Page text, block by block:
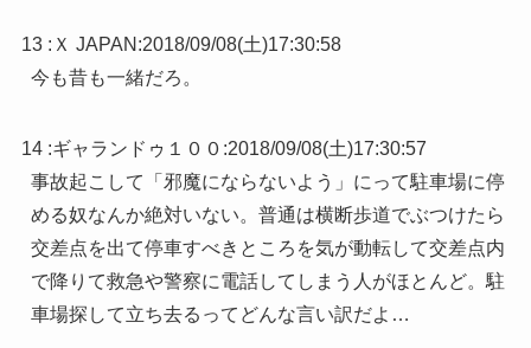
13 : Ｘ JAPAN :2018/09/08(土)17:30:58
今も昔も一緒だろ。
14 :ギャランドゥ１００ :2018/09/08(土)17:30:57
事故起こして「邪魔にならないよう」にって駐車場に停
める奴なんか絶対いない。普通は横断歩道でぶつけたら
交差点を出て停車すべきところを気が動転して交差点内
で降りて救急や警察に電話してしまう人がほとんど。駐
車場探して立ち去るってどんな言い訳だよ…